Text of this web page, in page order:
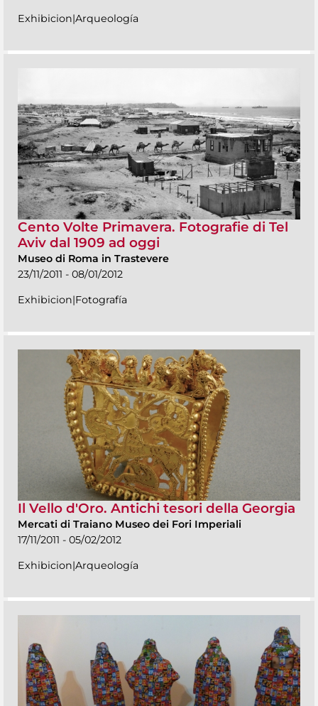
Exhibicion|Arqueología
Cento Volte Primavera. Fotografie di Tel
Aviv dal 1909 ad oggi
Museo di Roma in Trastevere
23/11/2011 - 08/01/2012
Exhibicion|Fotografía
Il Vello d'Oro. Antichi tesori della Georgia
Mercati di Traiano Museo dei Fori Imperiali
17/11/2011 - 05/02/2012
Exhibicion|Arqueología